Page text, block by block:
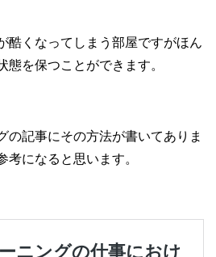
酷くなってしまう部屋ですがほん
態を保つことができます。
の記事にその方法が書いてありま
考になると思います。